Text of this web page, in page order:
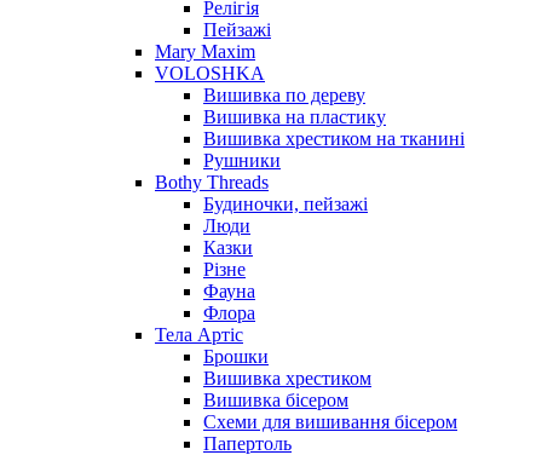
Релігія
Пейзажі
Mary Maxim
VOLOSHKA
Вишивка по дереву
Вишивка на пластику
Вишивка хрестиком на тканині
Рушники
Bothy Threads
Будиночки, пейзажі
Люди
Казки
Різне
Фауна
Флора
Тела Артіс
Брошки
Вишивка хрестиком
Вишивка бісером
Схеми для вишивання бісером
Папертоль